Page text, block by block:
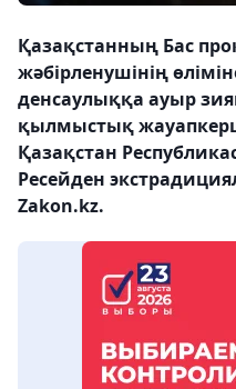
Қазақстанның Бас
жәбірленушінің
денсаулыққа ауыр
қылмыстық
Қазақстан
Ресейден
Zakon.kz.